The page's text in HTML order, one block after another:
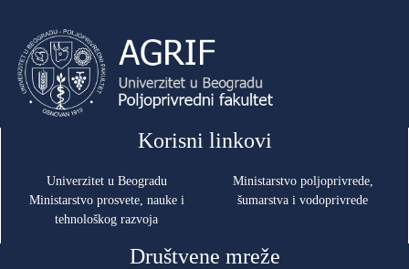
Korisni linkovi
Univerzitet u Beogradu
Ministarstvo prosvete, nauke i
tehnološkog razvoja
Ministarstvo poljoprivrede,
šumarstva i vodoprivrede
Društvene mreže